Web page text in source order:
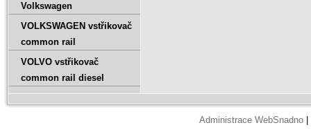
Volkswagen
VOLKSWAGEN vstřikovač
common rail
VOLVO vstřikovač
common rail diesel
Administrace WebSnadno|